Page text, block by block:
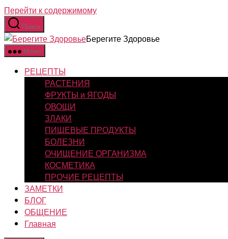
Перейти к содержимому
Поиск
Берегите Здоровье
Меню
РЕЦЕПТЫ
РАСТЕНИЯ
ФРУКТЫ и ЯГОДЫ
ОВОЩИ
ЗЛАКИ
ПИЩЕВЫЕ ПРОДУКТЫ
БОЛЕЗНИ
ОЧИЩЕНИЕ ОРГАНИЗМА
КОСМЕТИКА
ПРОЧИЕ РЕЦЕПТЫ
ЗАМЕТКИ
БЛОГ
ОБЩЕНИЕ
Главная